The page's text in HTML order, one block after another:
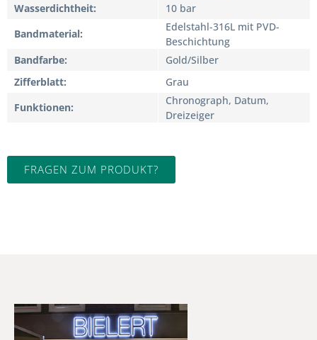
Wasserdichtheit
10 bar
Bandmaterial
Edelstahl-316L mit PVD-
Beschichtung
Bandfarbe
Gold/Silber
Zifferblatt
Grau
Funktionen
Chronograph, Datum,
Dreizeiger
FRAGEN ZUM PRODUKT?